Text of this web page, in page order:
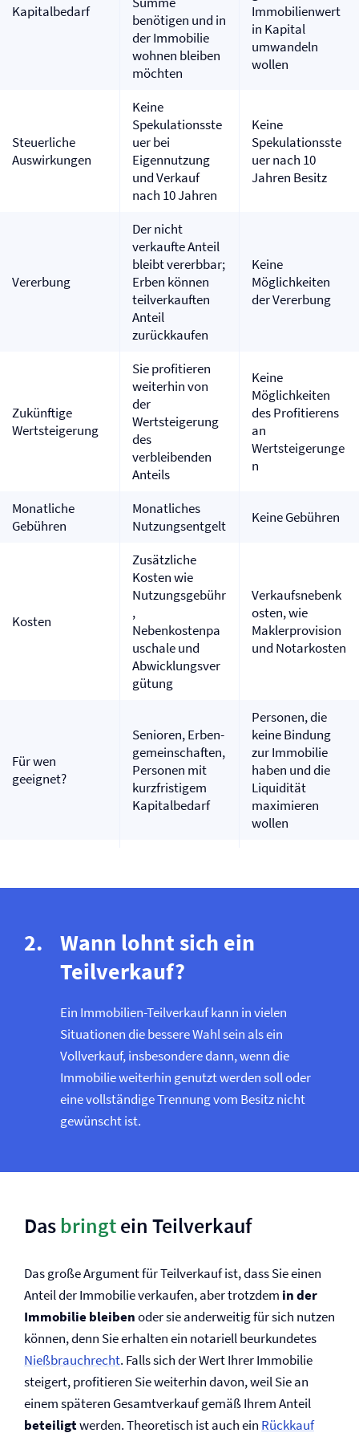
Kapitalbedarf
benötigen und in
der Immobilie
wohnen bleiben
möchten
Immobilienwert
in Kapital
umwandeln
wollen
Steuerliche
Auswirkungen
Keine
Spekulationsste
uer bei
Eigennutzung
und Verkauf
nach 10 Jahren
Keine
Spekulationsste
uer nach 10
Jahren Besitz
Vererbung
Der nicht
verkaufte Anteil
bleibt vererbbar;
Erben können
teilverkauften
Anteil
zurückkaufen
Keine
Möglichkeiten
der Vererbung
Zukünftige
Wertsteigerung
Sie profitieren
weiterhin von
der
Wertsteigerung
des
verbleibenden
Anteils
Keine
Möglichkeiten
des Profitierens
an
Wertsteigerunge
n
Monatliche
Gebühren
Monatliches
Nutzungsentgelt
Keine Gebühren
Kosten
Zusätzliche
Kosten wie
Nutzungsgebühr
,
Nebenkostenpa
uschale und
Abwicklungsver
gütung
Verkaufsnebenk
osten, wie
Maklerprovision
und Notarkosten
Für wen
geeignet?
Senioren, Erben­
gemeinschaften,
Personen mit
kurzfristigem
Kapitalbedarf
Personen, die
keine Bindung
zur Immobilie
haben und die
Liquidität
maximieren
wollen
Wann lohnt sich ein
Teilverkauf?
Ein Immobilien-Teilverkauf kann in vielen
Situationen die bessere Wahl sein als ein
Vollverkauf, insbesondere dann, wenn die
Immobilie weiterhin genutzt werden soll oder
eine vollständige Trennung vom Besitz nicht
gewünscht ist.
Dasbringtein Teilverkauf
Das große Argument für Teilverkauf ist, dass Sie einen
Anteil der Immobilie verkaufen, aber trotzdem in der
Immobilie bleibenoder sie anderweitig für sich nutzen
können, denn Sie erhalten ein notariell beurkundetes
Nießbrauchrecht. Falls sich der Wert Ihrer Immobilie
steigert, profitieren Sie weiterhin davon, weil Sie an
einem späteren Gesamtverkauf gemäß Ihrem Anteil
beteiligtwerden. Theoretisch ist auch ein Rückkauf